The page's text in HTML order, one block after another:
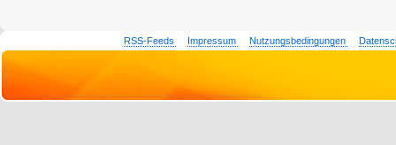
RSS-Feeds Impressum Nutzungsbedingungen